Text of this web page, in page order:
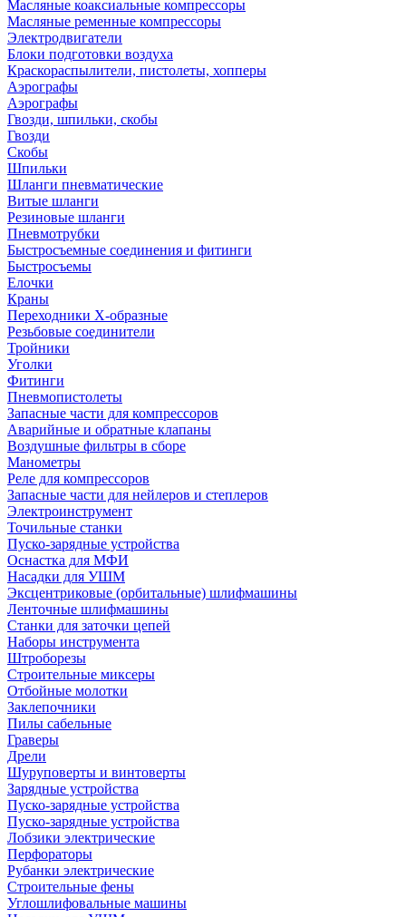
Масляные коаксиальные компрессоры
Масляные ременные компрессоры
Электродвигатели
Блоки подготовки воздуха
Краскораспылители, пистолеты, хопперы
Аэрографы
Аэрографы
Гвозди, шпильки, скобы
Гвозди
Скобы
Шпильки
Шланги пневматические
Витые шланги
Резиновые шланги
Пневмотрубки
Быстросъемные соединения и фитинги
Быстросъемы
Елочки
Краны
Переходники Х-образные
Резьбовые соединители
Тройники
Уголки
Фитинги
Пневмопистолеты
Запасные части для компрессоров
Аварийные и обратные клапаны
Воздушные фильтры в сборе
Манометры
Реле для компрессоров
Запасные части для нейлеров и степлеров
Электроинструмент
Точильные станки
Пуско-зарядные устройства
Оснастка для МФИ
Насадки для УШМ
Эксцентриковые (орбитальные) шлифмашины
Ленточные шлифмашины
Станки для заточки цепей
Наборы инструмента
Штроборезы
Строительные миксеры
Отбойные молотки
Заклепочники
Пилы сабельные
Граверы
Дрели
Шуруповерты и винтоверты
Зарядные устройства
Пуско-зарядные устройства
Пуско-зарядные устройства
Лобзики электрические
Перфораторы
Рубанки электрические
Строительные фены
Углошлифовальные машины